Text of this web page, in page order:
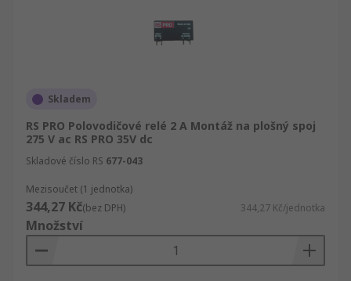
Skladem
RS PRO Polovodičové relé 2 A Montáž na plošný spoj
275 V ac RS PRO 35V dc
Skladové číslo RS 677-043
Mezisoučet (1 jednotka)
344,27 Kč(bez DPH) 344,27 Kč/jednotka
Množství